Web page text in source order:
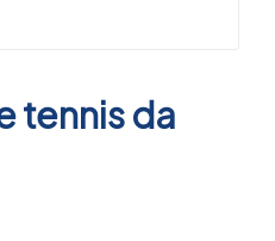
tennis da